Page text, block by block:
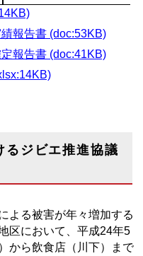
報告書 (doc:53KB)
報告書 (doc:41KB)
るジビエ推進協議
よる被害が年々増加する
区において、平成24年5
から飲食店（川下）まで